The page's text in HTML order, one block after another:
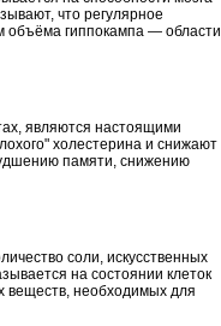
что регулярное
объёма гиппокампа — области
являются настоящими
холестерина и снижают
памяти, снижению
соли, искусственных
на состоянии клеток
веществ, необходимых для